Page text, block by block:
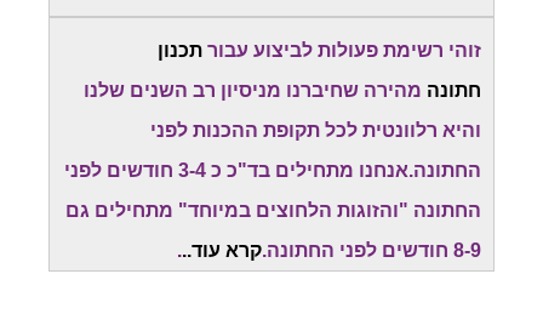
זוהי רשימת פעולות לביצוע עבור תכנון
חתונה מהירה שחיברנו מניסיון רב השנים שלנו
והיא רלוונטית לכל תקופת ההכנות לפני
החתונה.אנחנו מתחילים בד"כ כ 3-4 חודשים לפני
החתונה "והזוגות הלחוצים במיוחד" מתחילים גם
8-9 חודשים לפני החתונה.
קרא עוד...